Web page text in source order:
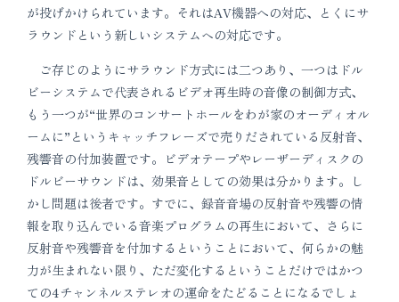
が投げかけられています。それはAV機器への対応、とくにサ
ラウンドという新しいシステムヘの対応です。
ご存じのようにサラウンド方式には二つあり、一つはドル
ビーシステムで代表されるビデオ再生時の音像の制御方式、
もう一つが“世界のコンサートホールをわが家のオーディオル
ームに”というキャッチフレーズで売りだされている反射音、
残響音の付加装置です。ビデオテープやレーザーディスクの
ドルビーサウンドは、効果音としての効果は分かります。し
かし問題は後者です。すでに、録音音場の反射音や残響の情
報を取り込んでいる音楽プログラムの再生において、さらに
反射音や残響音を付加するということにおいて、何らかの魅
力が生まれない限り、ただ変化するということだけではかつ
ての4チャンネルステレオの運命をたどることになるでしょ